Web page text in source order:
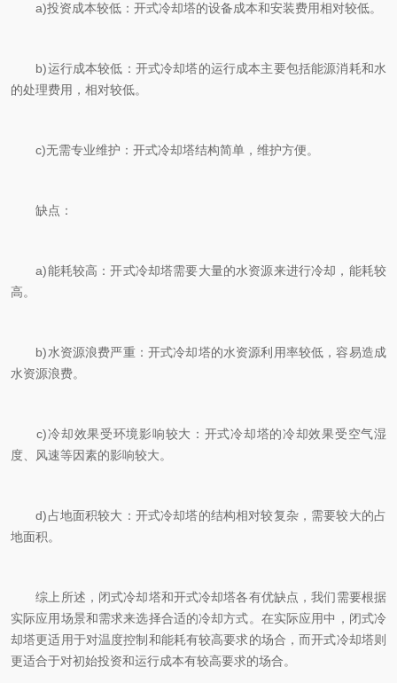
a)投资成本较低：开式冷却塔的设备成本和安装费用相对较低。
b)运行成本较低：开式冷却塔的运行成本主要包括能源消耗和水
的处理费用，相对较低。
c)无需专业维护：开式冷却塔结构简单，维护方便。
缺点：
a)能耗较高：开式冷却塔需要大量的水资源来进行冷却，能耗较
高。
b)水资源浪费严重：开式冷却塔的水资源利用率较低，容易造成
水资源浪费。
c)冷却效果受环境影响较大：开式冷却塔的冷却效果受空气湿
度、风速等因素的影响较大。
d)占地面积较大：开式冷却塔的结构相对较复杂，需要较大的占
地面积。
综上所述，闭式冷却塔和开式冷却塔各有优缺点，我们需要根据
实际应用场景和需求来选择合适的冷却方式。在实际应用中，闭式冷
却塔更适用于对温度控制和能耗有较高要求的场合，而开式冷却塔则
更适合于对初始投资和运行成本有较高要求的场合。